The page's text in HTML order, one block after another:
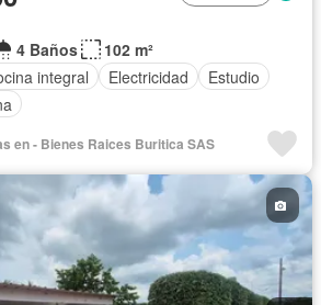
4 Baños
102 m²
integral Electricidad
Estudio
en - Bienes Raices Buritica SAS